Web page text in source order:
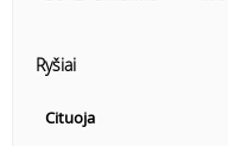
Ryšiai
Cituoja